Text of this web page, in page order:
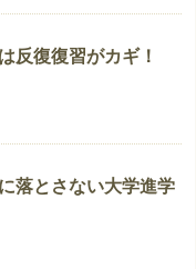
反復復習がカギ！
落とさない大学進学